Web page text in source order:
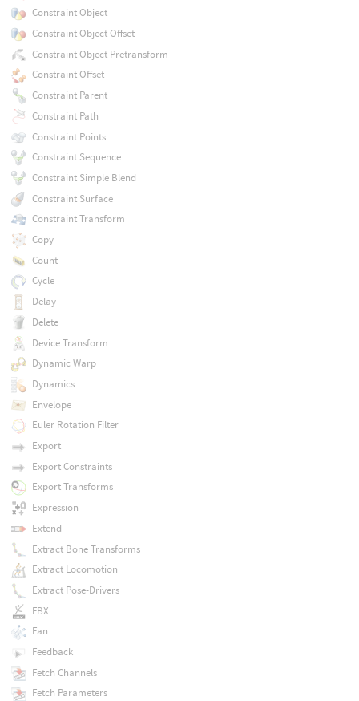
Constraint Object
Constraint Object Offset
Constraint Object Pretransform
Constraint Offset
Constraint Parent
Constraint Path
Constraint Points
Constraint Sequence
Constraint Simple Blend
Constraint Surface
Constraint Transform
Copy
Count
Cycle
Delay
Delete
Device Transform
Dynamic Warp
Dynamics
Envelope
Euler Rotation Filter
Export
Export Constraints
Export Transforms
Expression
Extend
Extract Bone Transforms
Extract Locomotion
Extract Pose-Drivers
FBX
Fan
Feedback
Fetch Channels
Fetch Parameters